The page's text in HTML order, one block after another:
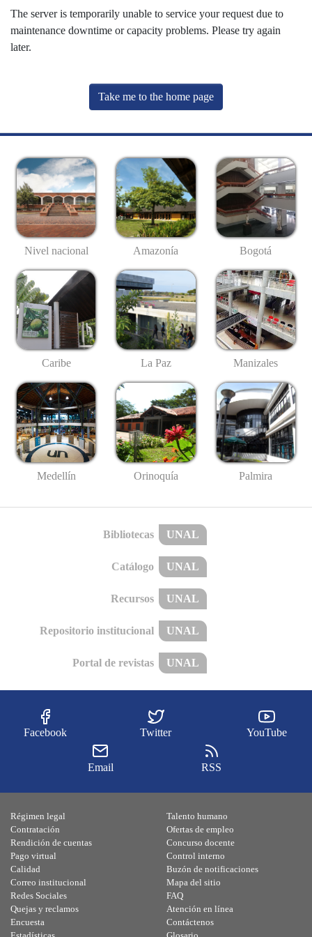
The server is temporarily unable to service your request due to
maintenance downtime or capacity problems. Please try again
later.
Take me to the home page
Nivel nacional Amazonía Bogotá
Caribe La Paz Manizales
Medellín Orinoquía Palmira
Bibliotecas UNAL
Catálogo UNAL
Recursos UNAL
Repositorio institucional UNAL
Portal de revistas UNAL
Facebook Twitter YouTube
Email RSS
Régimen legal
Contratación
Rendición de cuentas
Pago virtual
Calidad
Talento humano
Ofertas de empleo
Concurso docente
Control interno
Buzón de notificaciones
Correo institucional
Redes Sociales
Quejas y reclamos
Encuesta
Mapa del sitio
FAQ
Atención en línea
Contáctenos